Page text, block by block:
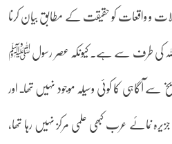
و واقعات کو حقیقت کے مطابق بیان کرنا
کی طرف سے ہے۔ کیونکہ عصر رسول ﷺ
آگاہی کا کوئی وسیلہ موجود نہیں تھاـ اور
نمائے عرب کبھی علمی مرکز نہیں رہا تھا،